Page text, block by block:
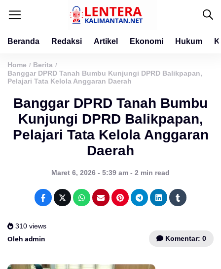
Beranda Redaksi Artikel Ekonomi Hukum
Home / Berita /
Banggar DPRD Tanah Bumbu Kunjungi DPRD Balikpapan,
Pelajari Tata Kelola Anggaran Daerah
Banggar DPRD Tanah Bumbu
Kunjungi DPRD Balikpapan,
Pelajari Tata Kelola Anggaran
Daerah
Maret 6, 2026 - 5:39 am - 2 min read
310 views
Oleh admin Komentar: 0